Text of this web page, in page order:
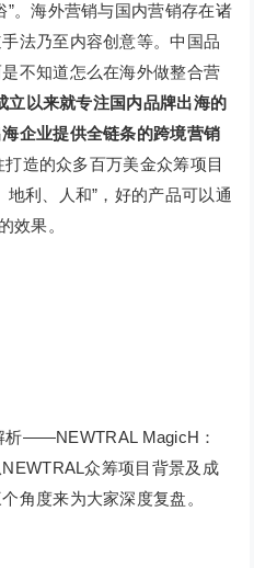
”。海外营销与国内营销存在诸
法乃至内容创意等。中国品
不知道怎么在海外做整合营
立以来就专注国内品牌出海的
企业提供全链条的跨境营销
造的众多百万美金众筹项目
利、人和”，好的产品可以通
效果。
析——NEWTRAL MagicH：
众筹项目背景及成
角度来为大家深度复盘。